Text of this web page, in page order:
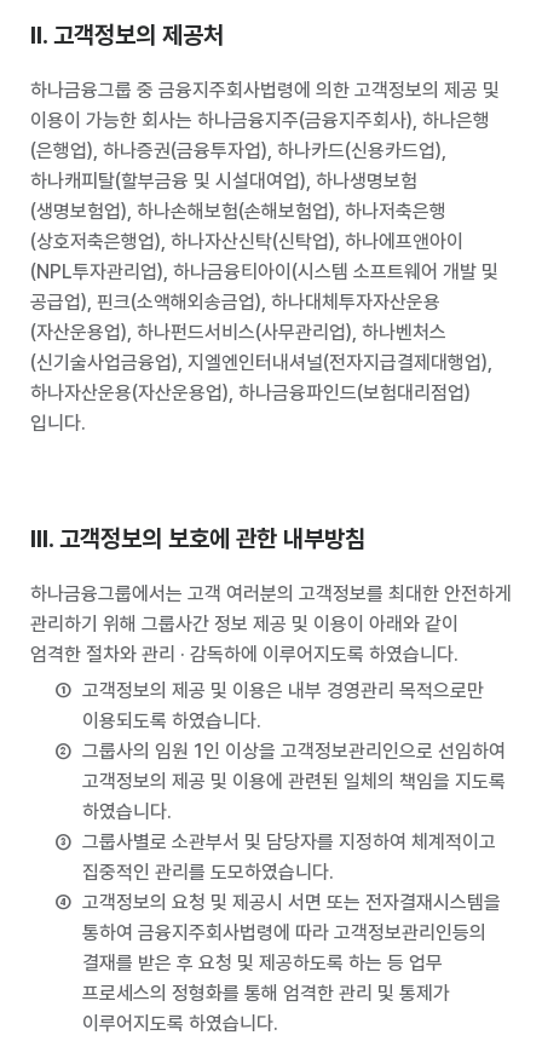
II. 고객정보의 제공처
하나금융그룹 중 금융지주회사법령에 의한 고객정보의 제공 및
이용이 가능한 회사는 하나금융지주(금융지주회사), 하나은행
(은행업), 하나증권(금융투자업), 하나카드(신용카드업),
하나캐피탈(할부금융 및 시설대여업), 하나생명보험
(생명보험업), 하나손해보험(손해보험업), 하나저축은행
(상호저축은행업), 하나자산신탁(신탁업), 하나에프앤아이
(NPL투자관리업), 하나금융티아이(시스템 소프트웨어 개발 및
공급업), 핀크(소액해외송금업), 하나대체투자자산운용
(자산운용업), 하나펀드서비스(사무관리업), 하나벤처스
(신기술사업금융업), 지엘엔인터내셔널(전자지급결제대행업),
하나자산운용(자산운용업), 하나금융파인드(보험대리점업)
입니다.
III. 고객정보의 보호에 관한 내부방침
하나금융그룹에서는 고객 여러분의 고객정보를 최대한 안전하게
관리하기 위해 그룹사간 정보 제공 및 이용이 아래와 같이
엄격한 절차와 관리 · 감독하에 이루어지도록 하였습니다.
고객정보의 제공 및 이용은 내부 경영관리 목적으로만
이용되도록 하였습니다.
그룹사의 임원 1인 이상을 고객정보관리인으로 선임하여
고객정보의 제공 및 이용에 관련된 일체의 책임을 지도록
하였습니다.
그룹사별로 소관부서 및 담당자를 지정하여 체계적이고
집중적인 관리를 도모하였습니다.
고객정보의 요청 및 제공시 서면 또는 전자결재시스템을
통하여 금융지주회사법령에 따라 고객정보관리인등의
결재를 받은 후 요청 및 제공하도록 하는 등 업무
프로세스의 정형화를 통해 엄격한 관리 및 통제가
이루어지도록 하였습니다.